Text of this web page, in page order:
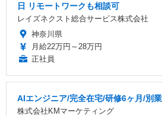
日 リモートワークも相談可
レイズネクスト総合サービス株式会社
神奈川県
月給22万円～28万円
正社員
AIエンジニア/完全在宅/研修6ヶ月/別
株式会社KMマーケティング